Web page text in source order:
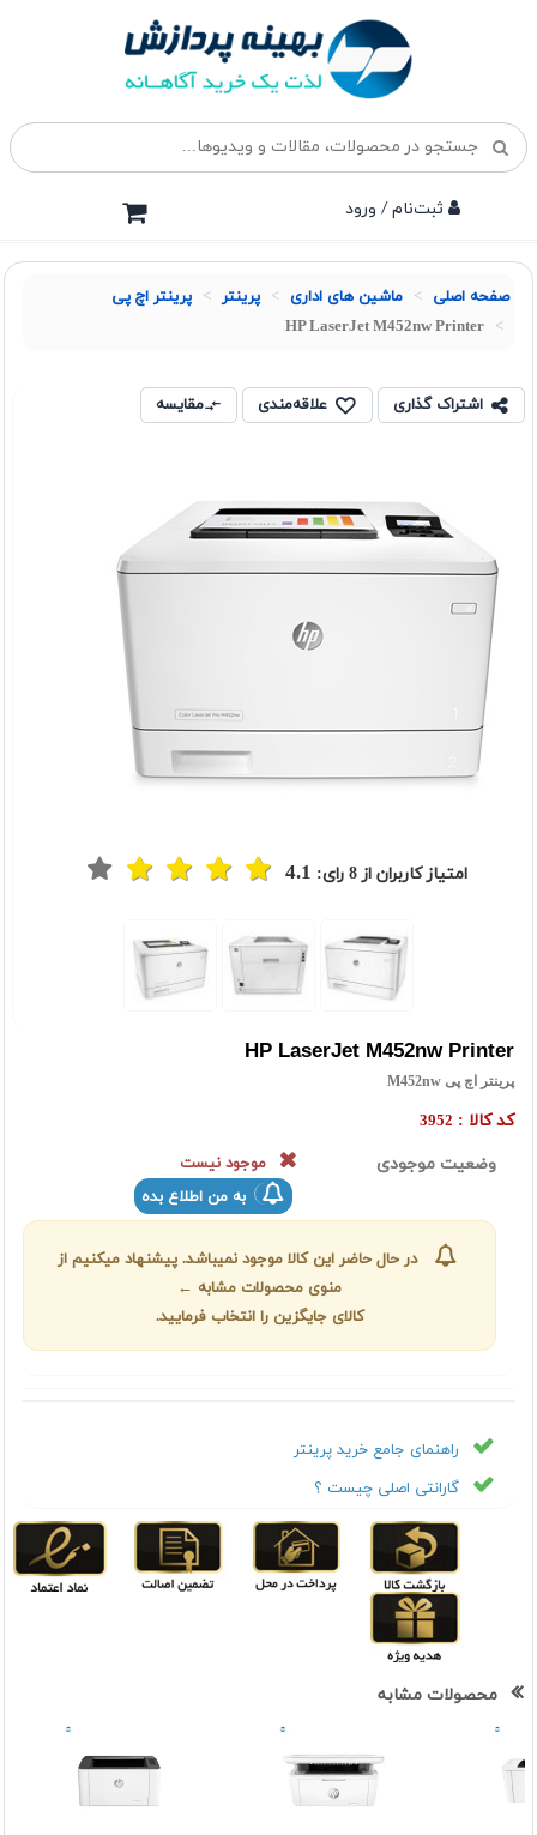
ثبت‌نام / ورود
صفحه اصلی ماشین های اداری پرينتر پرینتر اچ پی
HP LaserJet M452nw Printer
اشتراک گذاری علاقه‌مندی مقایسه
امتیاز کاربران از8 رای: 4.1
HP LaserJet M452nw Printer
پرینتر اچ پی M452nw
کد کالا : 3952
وضعیت موجودی
موجود نیست
به من اطلاع بده
در حال حاضر این کالا موجود نمیباشد. پیشنهاد میکنیم از
منوی محصولات مشابه ←
کالای جایگزین را انتخاب فرمایید.
راهنمای جامع خرید پرینتر
گارانتی اصلی چیست ؟
محصولات مشابه